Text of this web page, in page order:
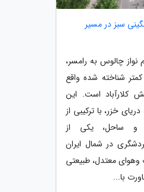
نگینی سبز در مسیر
چالوس به رامسر،
شناخته شده واقع
کلارآباد است. این
خزر، با ترکیبی از
و ساحل، یکی از
در شمال ایران
وهوای معتدل، طبیعتی
با...